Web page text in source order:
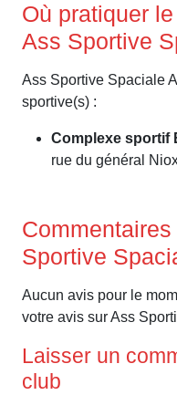
Où pratiquer
Ass Sportive
Ass Sportive Spaciale
sportive(s) :
Complexe sportif
rue du général
Sportive
Aucun avis pour le
votre avis sur Ass
Laisser un
club